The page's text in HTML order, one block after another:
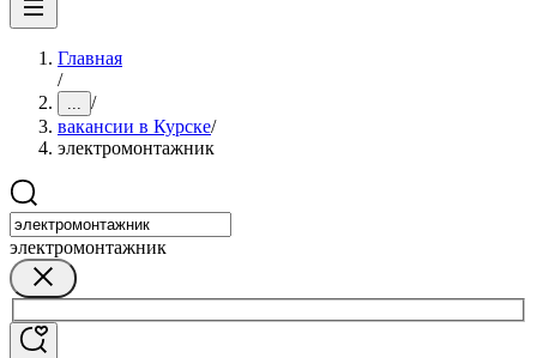
Главная
/
... /
вакансии в Курске/
электромонтажник
электромонтажник